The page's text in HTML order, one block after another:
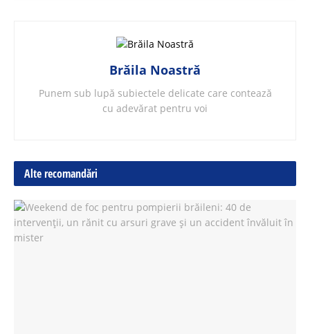
Brăila Noastră
Punem sub lupă subiectele delicate care contează
cu adevărat pentru voi
Alte recomandări